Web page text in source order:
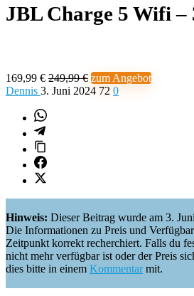
JBL Charge 5 Wifi
169,99 € 249,99 € zum Angebot
Dennis 3. Juni 2024 72 0
Hinweis: Dieser Beitrag wurde am 3.
Die Informationen zu Preis und
Zeitpunkt korrekt recherchiert. Falls du
nicht mehr verfügbar ist oder der Preis
dies bitte in einem Kommentarmit.